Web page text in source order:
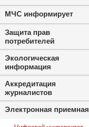
МЧС информирует
Защита прав
потребителей
Экологическая
информация
Аккредитация
журналистов
Электронная приемная